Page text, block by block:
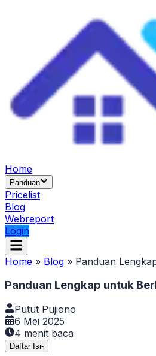
Home
Panduan
Pricelist
Blog
Webreport
Login
Home » Blog » Panduan
Panduan Lengkap untuk
Putut Pujiono
6 Mei 2025
4 menit baca
Daftar Isi-